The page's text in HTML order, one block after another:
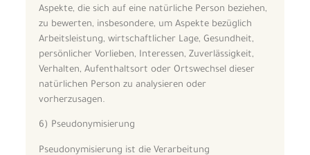
Aspekte, die sich auf eine natürliche Person beziehen,
zu bewerten, insbesondere, um Aspekte bezüglich
Arbeitsleistung, wirtschaftlicher Lage, Gesundheit,
persönlicher Vorlieben, Interessen, Zuverlässigkeit,
Verhalten, Aufenthaltsort oder Ortswechsel dieser
natürlichen Person zu analysieren oder
vorherzusagen.
6) Pseudonymisierung
Pseudonymisierung ist die Verarbeitung